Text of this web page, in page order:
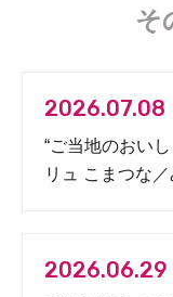
そ
2026.07.08
“ご当地のおい
リュ こまつな
2026.06.29